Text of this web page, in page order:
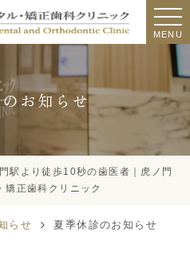
MENU
お知らせ
駅より徒歩10秒の歯医者｜虎ノ門
矯正歯科クリニック
らせ 夏季休診のお知らせ